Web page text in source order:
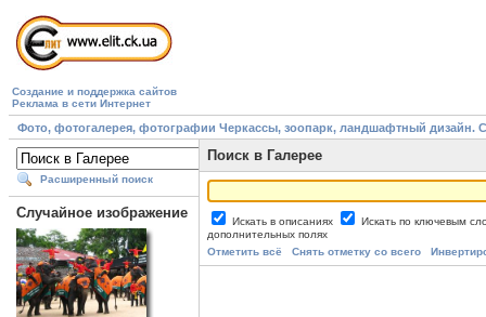
Создание и поддержка сайтов
Реклама в сети Интернет
Фото, фотогалерея, фотографии Черкассы, зоопарк, ландшафтный дизайн.
Расширенный поиск
Случайное изображение
Поиск в Галерее
Искать в описаниях
Искать по ключевым
дополнительных полях
Отметить всё
Снять отметку со всего